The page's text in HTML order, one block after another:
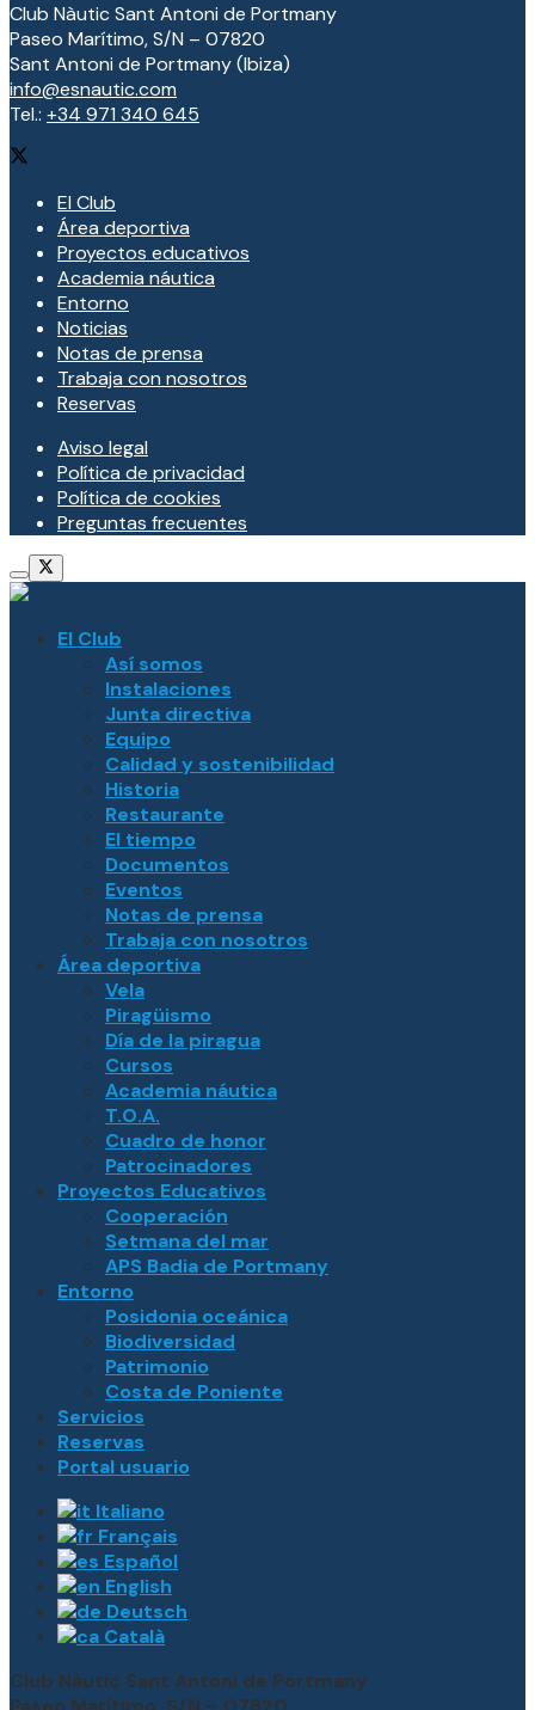
Club Nàutic Sant Antoni de Portmany
Paseo Marítimo, S/N – 07820
Sant Antoni de Portmany (Ibiza)
info@esnautic.com
Tel.: +34 971 340 645
El Club
Área deportiva
Proyectos educativos
Academia náutica
Entorno
Noticias
Notas de prensa
Trabaja con nosotros
Reservas
Aviso legal
Política de privacidad
Política de cookies
Preguntas frecuentes
El Club
Así somos
Instalaciones
Junta directiva
Equipo
Calidad y sostenibilidad
Historia
Restaurante
El tiempo
Documentos
Eventos
Notas de prensa
Trabaja con nosotros
Área deportiva
Vela
Piragüismo
Día de la piragua
Cursos
Academia náutica
T.O.A.
Cuadro de honor
Patrocinadores
Proyectos Educativos
Cooperación
Setmana del mar
APS Badia de Portmany
Entorno
Posidonia oceánica
Biodiversidad
Patrimonio
Costa de Poniente
Servicios
Reservas
Portal usuario
Italiano
Français
Español
English
Deutsch
Català
Club Nàutic Sant Antoni de Portmany